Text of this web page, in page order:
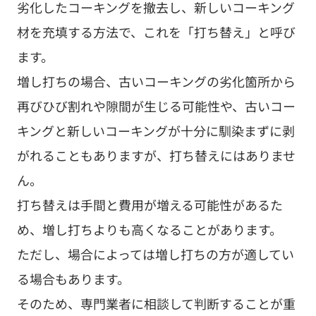
劣化したコーキングを撤去し、新しいコーキング
材を充填する方法で、これを「打ち替え」と呼び
ます。
増し打ちの場合、古いコーキングの劣化箇所から
再びひび割れや隙間が生じる可能性や、古いコー
キングと新しいコーキングが十分に馴染まずに剥
がれることもありますが、打ち替えにはありませ
ん。
打ち替えは手間と費用が増える可能性があるた
め、増し打ちよりも高くなることがあります。
ただし、場合によっては増し打ちの方が適してい
る場合もあります。
そのため、専門業者に相談して判断することが重